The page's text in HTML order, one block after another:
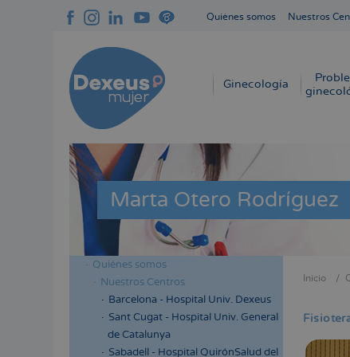
Quiénes somos Nuestros
Navegación
Ginecología
Marta Otero Rodríguez
Menú
lateral
cabecera
Quiénes somos
Nuestros Centros
Barcelona - Hospital Univ. Dexeus
Sant Cugat - Hospital Univ. General
de Catalunya
Sabadell - Hospital QuirónSalud del
ayuda
Inicio